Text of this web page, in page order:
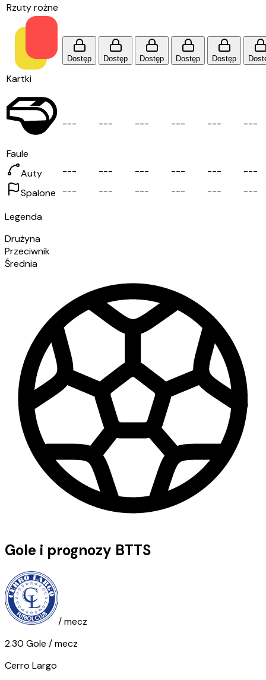
Rzuty rożne
Kartki
Dostęp Dostęp Dostęp Dostęp Dostęp
Faule
--- --- --- --- --- ---
Auty --- --- --- --- --- ---
Spalone
--- --- --- --- --- ---
Legenda
Drużyna
Przeciwnik
Średnia
Gole i prognozy BTTS
/ mecz
2.30 Gole / mecz
Cerro Largo